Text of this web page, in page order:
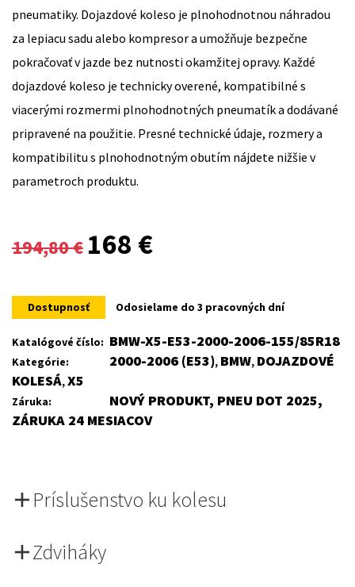
pneumatiky. Dojazdové koleso je plnohodnotnou náhradou
za lepiacu sadu alebo kompresor a umožňuje bezpečne
pokračovať v jazde bez nutnosti okamžitej opravy. Každé
dojazdové koleso je technicky overené, kompatibilné s
viacerými rozmermi plnohodnotných pneumatík a dodávané
pripravené na použitie. Presné technické údaje, rozmery a
kompatibilitu s plnohodnotným obutím nájdete nižšie v
parametroch produktu.
194,80€
Original
was:
194,80 €.
168 €
is:
168 €.
Dostupnosť Odosielame do 3 pracovných dní
Katalógové číslo: BMW-X5-E53-2000-2006-155/85R18
Kategórie: 2000-2006 (E53), BMW, DOJAZDOVÉ
KOLESÁ,X5
Záruka:
NOVÝ PRODUKT, PNEU DOT 2025,
ZÁRUKA 24 MESIACOV
Príslušenstvo ku kolesu
Zdviháky